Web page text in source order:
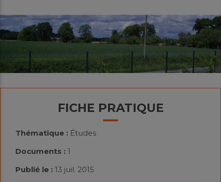
FICHE PRATIQUE
Thématique : Études
Documents : 1
Publié le : 13 juil. 2015